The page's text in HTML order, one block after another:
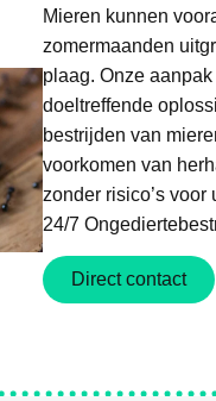
Mieren kunnen
zomermaanden
plaag. Onze
doeltreffende
bestrijden van
voorkomen van
zonder risico’s voor
24/7
Direct contact